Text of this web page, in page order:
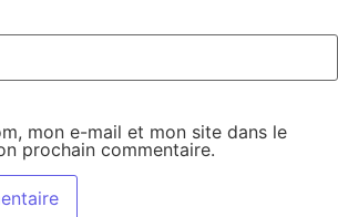
mon e-mail et mon site dans le
prochain commentaire.